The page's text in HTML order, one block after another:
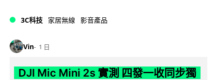
3C科技 家居無線 影音產品
Vin 1 日
DJI Mic Mini 2s 實測 四發一收同步獨